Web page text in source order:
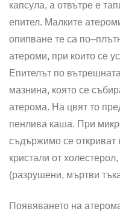
капсула, а отвътре е
епител. Малките
опипване те са
атероми, при които се
Епителът по
мазнина, която се
атерома. На цвят то
пенлива каша. При
съдържимо се откриват
кристали от
(разрушени, мъртви
Появяването на